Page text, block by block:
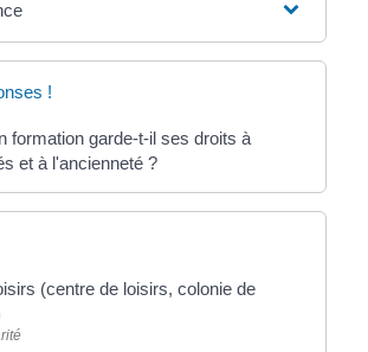
!
formation garde-t-il ses droits à
et à l'ancienneté ?
(centre de loisirs, colonie de